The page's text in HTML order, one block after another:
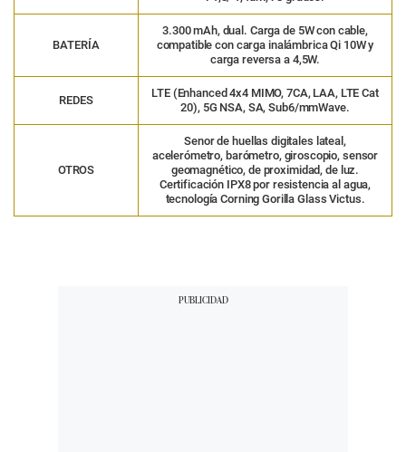
BATERÍA
3.300 mAh, dual. Carga de 5W con cable,
compatible con carga inalámbrica Qi 10W y
carga reversa a 4,5W.
REDES
LTE (Enhanced 4x4 MIMO, 7CA, LAA, LTE Cat
20), 5G NSA, SA, Sub6/mmWave.
OTROS
Senor de huellas digitales lateal,
acelerómetro, barómetro, giroscopio, sensor
geomagnético, de proximidad, de luz.
Certificación IPX8 por resistencia al agua,
tecnología Corning Gorilla Glass Victus.